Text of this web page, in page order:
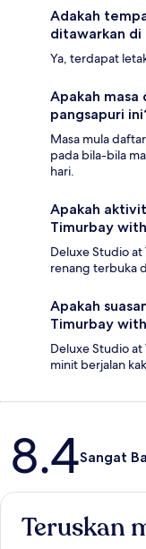
Adakah
ditawarkan di
Ya, terdapat
Apakah
pangsapuri
Masa mula
pada bila-bila
hari.
Apakah
Timurbay
Deluxe Studio
renang terbuka
Apakah
Timurbay
Deluxe Studio
minit berjalan
Ulasan
8.4Sangat
Teruskan